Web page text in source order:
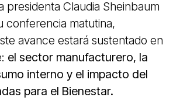
presidenta Claudia Sheinbaum
conferencia matutina,
avance estará sustentado en
el sector manufacturero, la
interno y el impacto del
para el Bienestar.